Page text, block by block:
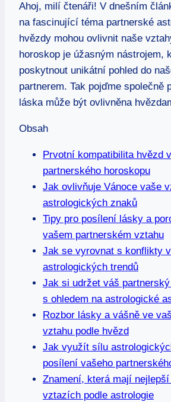
Ahoj, milí čtenáři! V dnešním
‍na fascinující téma partnerské
‍hvězdy mohou ovlivnit⁤ naše⁢
horoskop je úžasným ​nástrojem,
poskytnout unikátní⁢ pohled do‌
partnerem.​ Tak pojďme společně
láska může⁣ být ovlivněna
Obsah
Prvotní kompatibilita ‍hvězd
partnerského‍ horoskopu
Jak ovlivňuje Vánoce‍ vaše
astrologických znaků
Tipy​ pro‌ posílení lásky a
vašem partnerském vztahu
Jak​ se vyrovnat s konflikty
astrologických ​trendů
Jak si udržet⁣ váš
⁤s ohledem na ⁢astrologické
Rozbor lásky a vášně⁤ ve
vztahu podle⁢ hvězd
Jak využít sílu
posílení vašeho
Znamení, která mají‌
vztazích⁣ podle astrologie